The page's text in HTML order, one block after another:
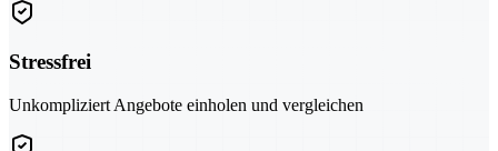
Stressfrei
Unkompliziert Angebote einholen und vergleichen